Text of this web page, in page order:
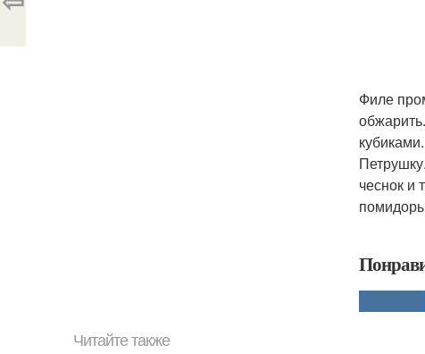
Филе
чеснок и
Читайте также